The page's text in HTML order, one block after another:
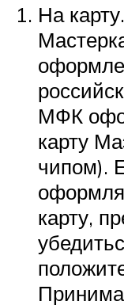
На
МФК
карту
чипом).
карту,